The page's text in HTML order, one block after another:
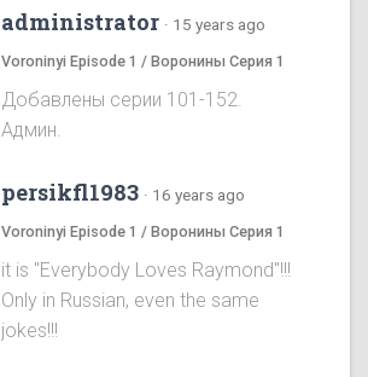
administrator · 15 years ago
Voroninyi Episode 1 / Воронины Серия 1
Добавлены серии 101-152.
Админ.
persikfl1983 · 16 years ago
Voroninyi Episode 1 / Воронины Серия 1
it is "Everybody Loves Raymond"!!!
Only in Russian, even the same
jokes!!!